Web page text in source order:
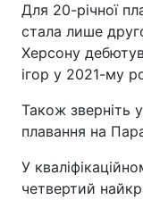
Для 20-річної
стала лише
Херсону
ігор у 2021-му
Також зверніть
плавання на
У
четвертий